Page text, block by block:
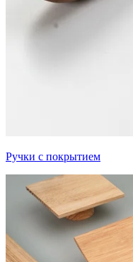
Ручки с покрытием